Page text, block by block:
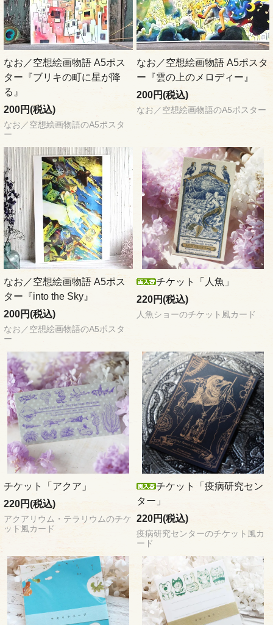
なお／空想絵画物語 A5ポス
ター『ブリキの町に星が降
る』
200円(税込)
なお／空想絵画物語のA5ポスタ
ー
なお／空想絵画物語 A5ポスタ
ー『雲の上のメロディー』
200円(税込)
なお／空想絵画物語のA5ポスター
なお／空想絵画物語 A5ポス
ター『into the Sky』
200円(税込)
なお／空想絵画物語のA5ポスタ
ー
チケット「人魚」
220円(税込)
人魚ショーのチケット風カード
チケット「アクア」
220円(税込)
アクアリウム・テラリウムのチケ
ット風カード
チケット「疫病研究セン
ター」
220円(税込)
疫病研究センターのチケット風カ
ード